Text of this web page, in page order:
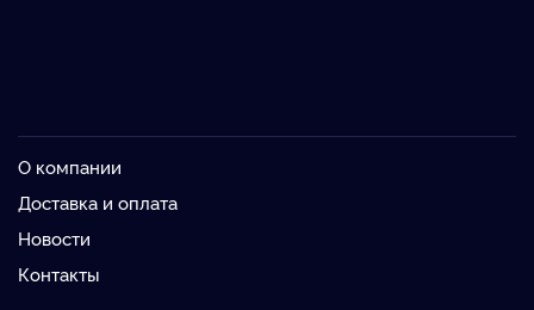
О компании
Доставка и оплата
Новости
Контакты